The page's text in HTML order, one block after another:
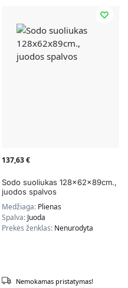
137,63€
Sodo suoliukas 128x62x89cm.,
juodos spalvos
Medžiaga: Plienas
Spalva: Juoda
Prekės ženklas: Nenurodyta
Nemokamas pristatymas!